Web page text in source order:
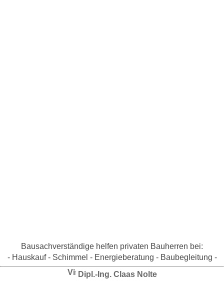
Bausachverständige helfen privaten Bauherren bei:
- Hauskauf - Schimmel - Energieberatung - Baubegleitung -
Dipl.-Ing. Claas Nolte